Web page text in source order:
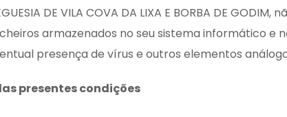
DE VILA COVA DA LIXA E BORBA DE
armazenados no seu sistema informático e
presença de vírus e outros elementos
presentes condições